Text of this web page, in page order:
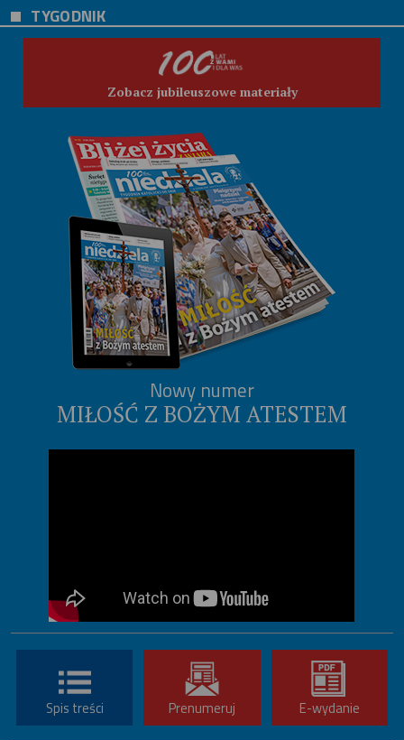
TYGODNIK
Zobacz jubileuszowe materiały
Nowy numer
MIŁOŚĆ Z BOŻYM ATESTEM
Spis treści Prenumeruj E-wydanie